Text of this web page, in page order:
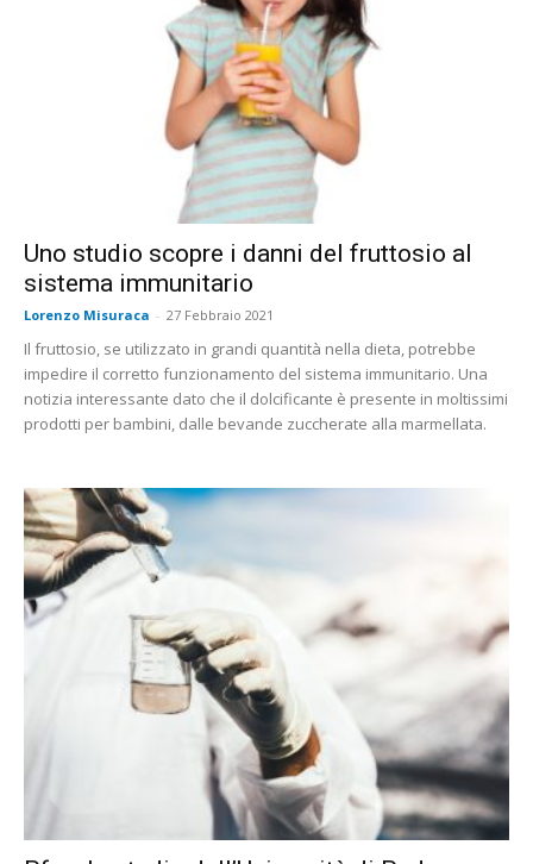
Uno studio scopre i danni del fruttosio al
sistema immunitario
Lorenzo Misuraca - 27 Febbraio 2021
Il fruttosio, se utilizzato in grandi quantità nella dieta, potrebbe
impedire il corretto funzionamento del sistema immunitario. Una
notizia interessante dato che il dolcificante è presente in moltissimi
prodotti per bambini, dalle bevande zuccherate alla marmellata.